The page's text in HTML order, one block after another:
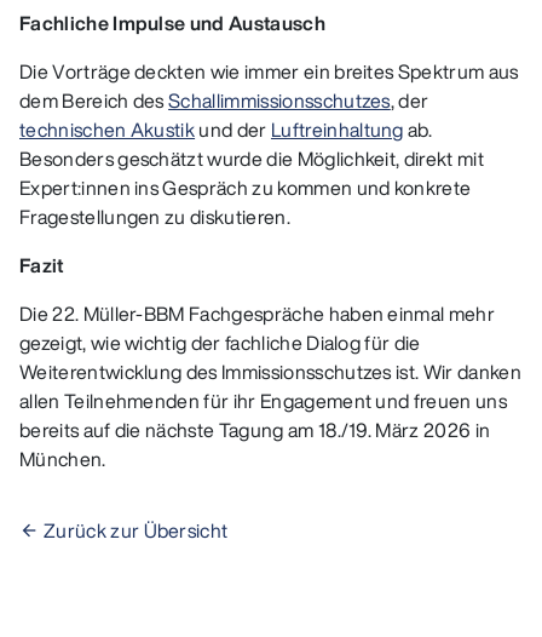
Fachliche Impulse und Austausch
Die Vorträge deckten wie immer ein breites Spektrum aus
dem Bereich desSchallimmissionsschutzes, der
technischen Akustikund der Luftreinhaltungab.
Besonders geschätzt wurde die Möglichkeit, direkt mit
Expert:innen ins Gespräch zu kommen und konkrete
Fragestellungen zu diskutieren.
Fazit
Die 22. Müller-BBM Fachgespräche haben einmal mehr
gezeigt, wie wichtig der fachliche Dialog für die
Weiterentwicklung des Immissionsschutzes ist. Wir danken
allen Teilnehmenden für ihr Engagement und freuen uns
bereits auf die nächste Tagung am 18./19. März 2026 in
München.
Zurück zur Übersicht